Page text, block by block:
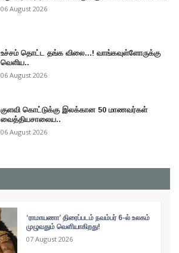
06 August 2026
உச்சம் தொட்ட தங்க விலை...! வாங்கவுள்ளோருக்கு
வெளிய..
06 August 2026
குளவி கொட்டுக்கு இலக்கான 50 மாணவர்கள்
வைத்தியசாலைய..
06 August 2026
‘ராமாயணா’ திரைப்படம் நவம்பர் 6-ல் உலகம்
முழுவதும் வெளியாகிறது!
07 August 2026